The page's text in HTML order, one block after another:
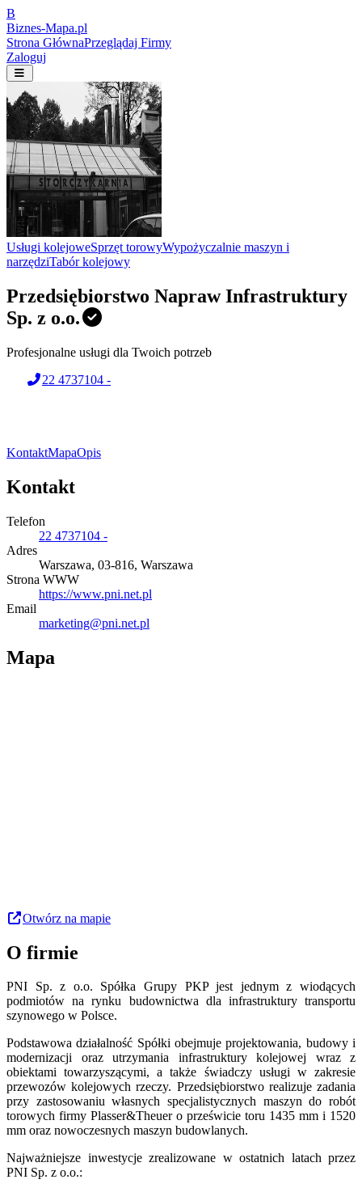
B
Biznes-Mapa.pl
Strona GłównaPrzeglądaj Firmy
Zaloguj
Usługi kolejoweSprzęt torowyWypożyczalnie maszyn i
narzędziTabór kolejowy
Przedsiębiorstwo Napraw Infrastruktury
Sp. z o.o.
Profesjonalne usługi dla Twoich potrzeb
22 4737104 -
KontaktMapaOpis
Kontakt
Telefon
22 4737104 -
Adres
Warszawa, 03-816, Warszawa
Strona WWW
https://www.pni.net.pl
Email
marketing@pni.net.pl
Mapa
Otwórz na mapie
O firmie
PNI Sp. z o.o. Spółka Grupy PKP jest jednym z wiodących
podmiotów na rynku budownictwa dla infrastruktury transportu
szynowego w Polsce.
Podstawowa działalność Spółki obejmuje projektowania, budowy i
modernizacji oraz utrzymania infrastruktury kolejowej wraz z
obiektami towarzyszącymi, a także świadczy usługi w zakresie
przewozów kolejowych rzeczy. Przedsiębiorstwo realizuje zadania
przy zastosowaniu własnych specjalistycznych maszyn do robót
torowych firmy Plasser&Theuer o prześwicie toru 1435 mm i 1520
mm oraz nowoczesnych maszyn budowlanych.
Najważniejsze inwestycje zrealizowane w ostatnich latach przez
PNI Sp. z o.o.: